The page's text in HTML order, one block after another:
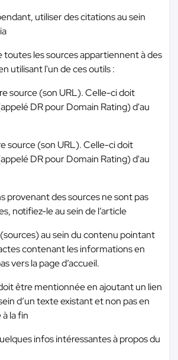
utiliser des citations au sein
toutes les sources appartiennent à des
utilisant l'un de ces outils :
source (son URL). Celle-ci doit
DR pour Domain Rating) d'au
source (son URL). Celle-ci doit
DR pour Domain Rating) d'au
provenant des sources ne sont pas
notifiez-le au sein de l’article
au sein du contenu pointant
contenant les informations en
vers la page d’accueil.
être mentionnée en ajoutant un lien
d’un texte existant et non pas en
la fin
infos intéressantes à propos du